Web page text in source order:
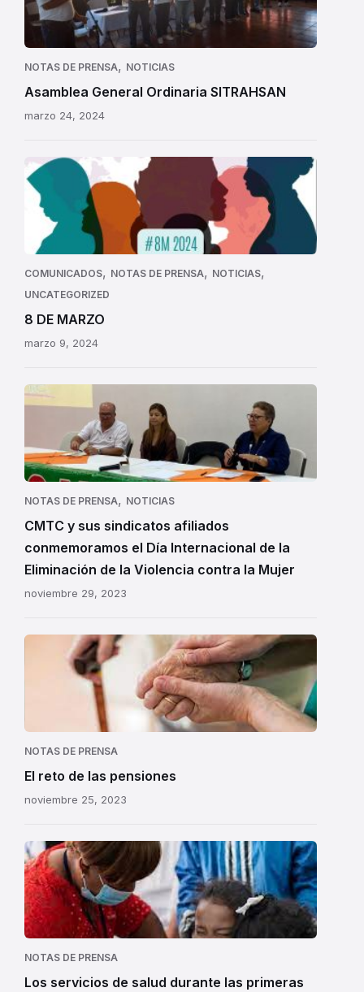
NOTAS DE PRENSA, NOTICIAS
Asamblea General Ordinaria SITRAHSAN
marzo 24, 2024
COMUNICADOS, NOTAS DE PRENSA, NOTICIAS,
UNCATEGORIZED
8 DE MARZO
marzo 9, 2024
NOTAS DE PRENSA, NOTICIAS
CMTC y sus sindicatos afiliados
conmemoramos el Día Internacional de la
Eliminación de la Violencia contra la Mujer
noviembre 29, 2023
NOTAS DE PRENSA
El reto de las pensiones
noviembre 25, 2023
NOTAS DE PRENSA
Los servicios de salud durante las primeras